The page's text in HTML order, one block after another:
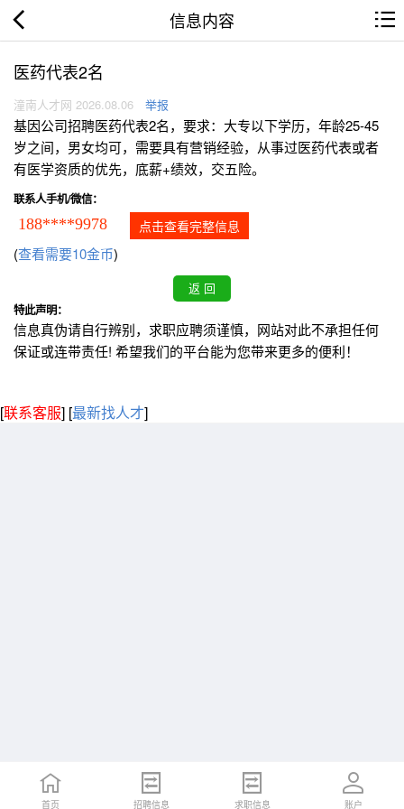
信息内容
医药代表2名
潼南人才网 2026.08.06 举报
基因公司招聘医药代表2名，要求：大专以下学历，年龄25-45
岁之间，男女均可，需要具有营销经验，从事过医药代表或者
有医学资质的优先，底薪+绩效，交五险。
联系人手机/微信：
188****9978 点击查看完整信息
(查看需要10金币)
特此声明：
信息真伪请自行辨别，求职应聘须谨慎，网站对此不承担任何
保证或连带责任! 希望我们的平台能为您带来更多的便利！
[联系客服] [最新找人才]
首页 招聘信息 求职信息 账户